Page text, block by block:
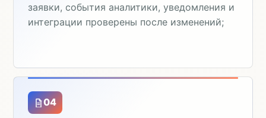
заявки, события аналитики, уведомления и
интеграции проверены после изменений;
04